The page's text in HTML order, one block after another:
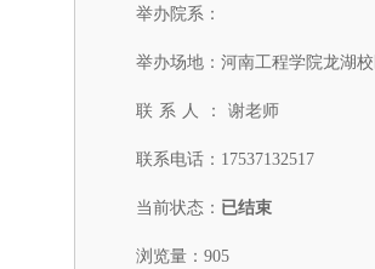
举办院系：
举办场地： 河南工程学院龙湖
联系人： 谢老师
联系电话： 17537132517
当前状态： 已结束
浏览量：905